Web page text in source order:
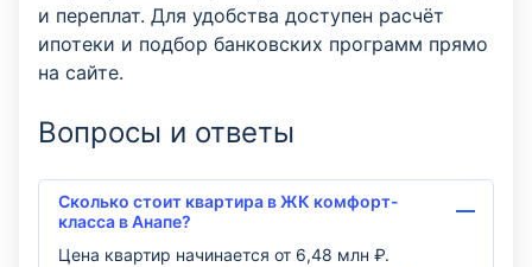
и переплат. Для удобства доступен расчёт
ипотеки и подбор банковских программ прямо
на сайте.
Вопросы и ответы
Сколько стоит квартира в ЖК комфорт-
класса в Анапе?
Цена квартир начинается от 6,48 млн ₽.